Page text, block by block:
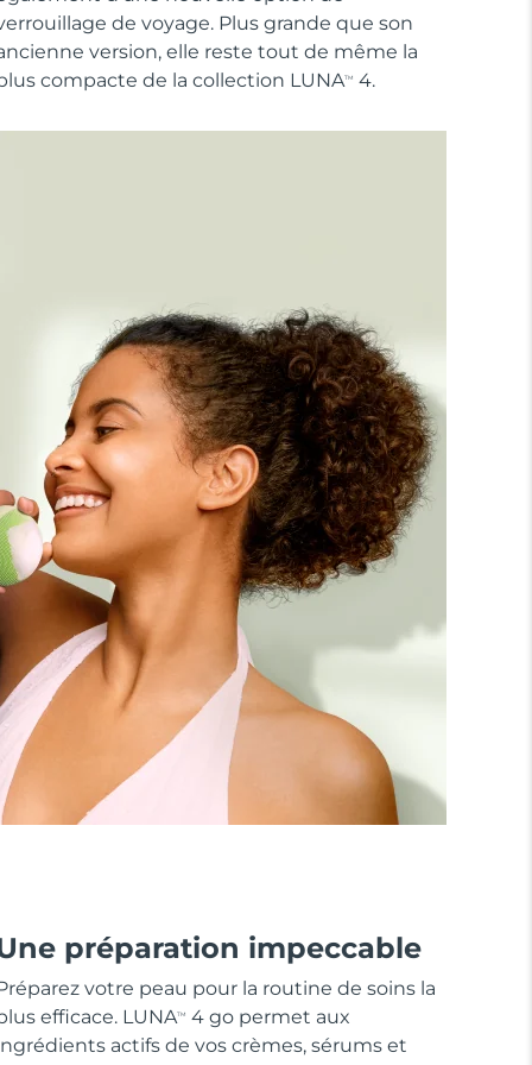
de voyage. Plus grande que son
version, elle reste tout de même la
compacte de la collection LUNATM 4.
préparation impeccable
votre peau pour la routine de soins la
efficace. LUNATM
4 go permet aux
actifs de vos crèmes, sérums et